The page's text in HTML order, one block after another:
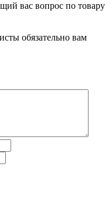
вас вопрос по товару
обязательно вам